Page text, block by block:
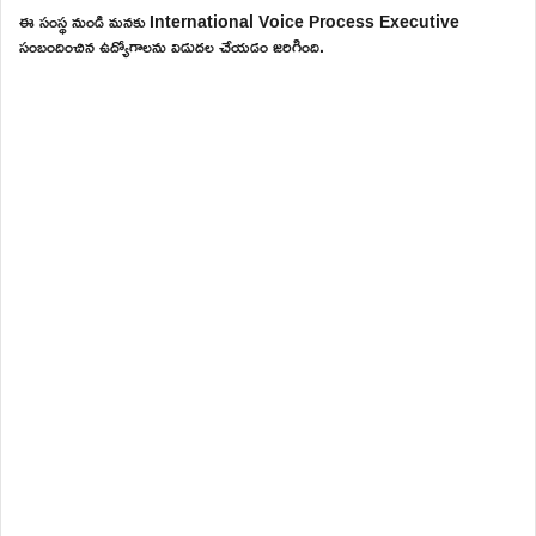
ఈ సంస్థ నుండి మనకు International Voice Process Executive
సంబందించిన ఉద్యోగాలను విడుదల చేయడం జరిగింది.